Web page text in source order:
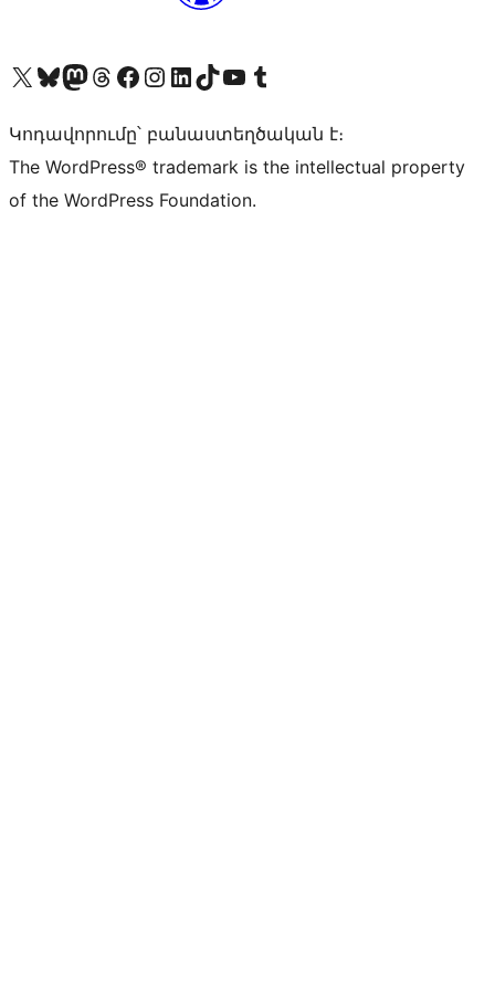
Visit our X (formerly Twitter) account
Visit our Bluesky account
Visit our Mastodon account
Visit our Threads account
Visit our Facebook page
Visit our Instagram account
Visit our LinkedIn account
Visit our TikTok account
Visit our YouTube channel
Visit our Tumblr account
Կոդավորումը՝ բանաստեղծական է։
The WordPress® trademark is the intellectual property
of the WordPress Foundation.